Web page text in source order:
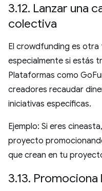
3.12. Lanzar una
colectiva
El crowdfunding es otra
especialmente si estás
Plataformas como
creadores recaudar
iniciativas específicas.
Ejemplo: Si eres
proyecto
que crean en tu
3.13.